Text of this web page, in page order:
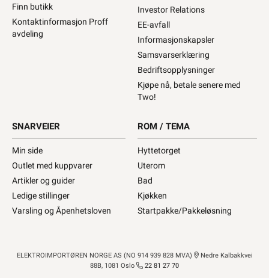
Finn butikk
Kontaktinformasjon Proff
avdeling
Investor Relations
EE-avfall
Informasjonskapsler
Samsvarserklæring
Bedriftsopplysninger
Kjøpe nå, betale senere med
Two!
SNARVEIER
Min side
Outlet med kuppvarer
Artikler og guider
Ledige stillinger
Varsling og Åpenhetsloven
ROM / TEMA
Hyttetorget
Uterom
Bad
Kjøkken
Startpakke/Pakkeløsning
ELEKTROIMPORTØREN NORGE AS (NO 914 939 828 MVA)
Nedre Kalbakkvei
88B, 1081 Oslo
22 81 27 70